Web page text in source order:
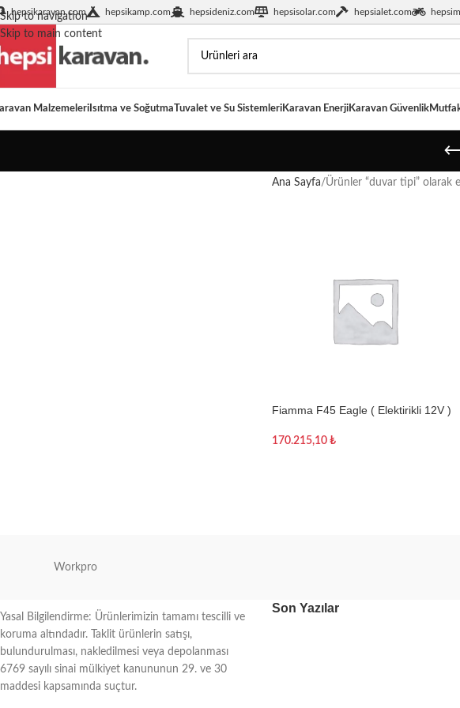
Skip to navigation
Skip to main content
hepsikaravan.com hepsikamp.com hepsideniz.com hepsisolar.com hepsialet.com
Malzemeleri Isıtma ve SoğutmaTuvalet ve Su SistemleriKaravan EnerjiKaravan Güvenlik
Ana Sayfa Ürünler “duvar tipi” olarak
Fiamma F45 Eagle ( Elektirikli 12V )
170.215,10 ₺
Workpro
Yasal Bilgilendirme: Ürünlerimizin tamamı tescilli ve
koruma altındadır. Taklit ürünlerin satışı,
bulundurulması, nakledilmesi veya depolanması
6769 sayılı sinai mülkiyet kanununun 29. ve 30
maddesi kapsamında suçtur.
Son Yazılar